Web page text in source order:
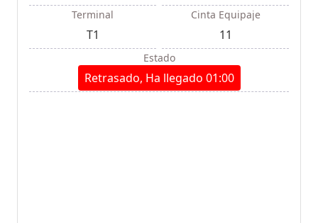
Terminal
T1
Cinta Equipaje
11
Estado
Retrasado, Ha llegado 01:00